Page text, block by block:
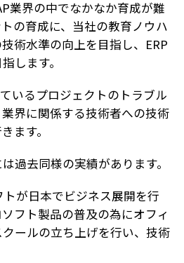
業界の中でなかなか育成が難
の育成に、当社の教育ノウハ
術水準の向上を目指し、ERP
します。
いるプロジェクトのトラブル
界に関係する技術者への技術
ます。
過去同様の実績があります。
が日本でビジネス展開を行
フト製品の普及の為にオフィ
ールの立ち上げを行い、技術